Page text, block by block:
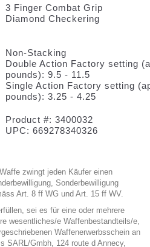
3 Finger Combat Grip
Diamond Checkering
Non-Stacking
Double Action Factory setting
pounds): 9.5 - 11.5
Single Action Factory setting
pounds): 3.25 - 4.25
Product #: 3400032
UPC: 669278340326
zwingt jeden Käufer einen
Sonderbewilligung
Art. 8 ff WG und Art. 15 ff WV.
sei es für eine oder mehrere
wesentliches/e Waffenbestandteils/e,
Waffenerwerbsschein an
SARL/Gmbh, 124 route d Annecy,